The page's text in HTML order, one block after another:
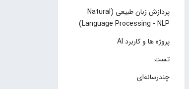
پردازش زبان طبیعی (Natural
Language Processing - NLP)
پروژه ها و کاربرد AI
تست
چند‌‌رسانه‌ای